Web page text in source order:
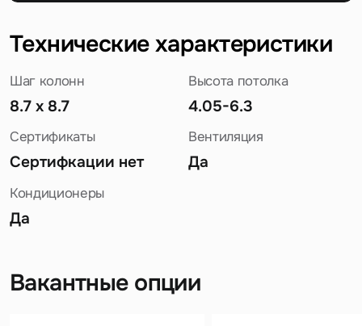
Технические характеристики
Шаг колонн
8.7 х 8.7
Высота потолка
4.05-6.3
Сертификаты
Сертифкации нет
Вентиляция
Да
Кондиционеры
Да
Вакантные опции